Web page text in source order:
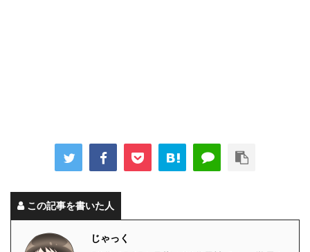
この記事を書いた人
じゃっく